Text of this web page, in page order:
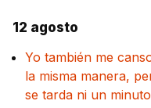
12 agosto
Yo también me
la misma manera,
se tarda ni un minuto